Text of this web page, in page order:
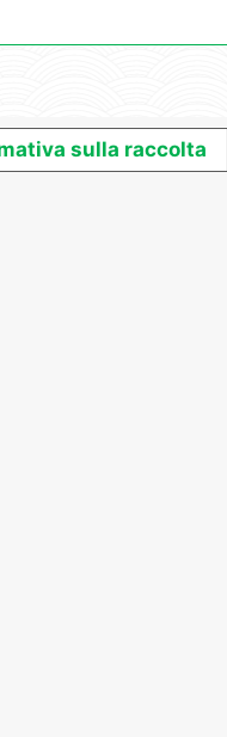
sulla raccolta